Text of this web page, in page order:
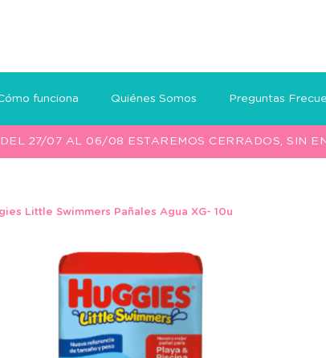
funciona Quiénes Somos Preguntas
DEL 27/07 AL 06/08 ESTAREMOS CERRADOS, SIN
Little Swimmers Pañales Agua XG- 10u